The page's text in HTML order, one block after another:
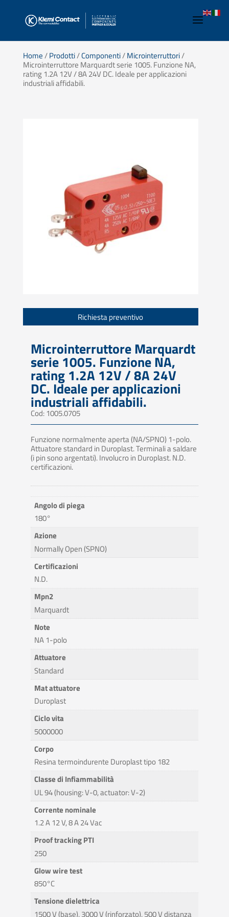
Home/Prodotti/Componenti/Microinterruttori/
Microinterruttore Marquardt serie 1005. Funzione NA,
rating 1.2A 12V / 8A 24V DC. Ideale per applicazioni
industriali affidabili.
Richiesta preventivo
Microinterruttore Marquardt
serie 1005. Funzione NA,
rating 1.2A 12V / 8A 24V
DC. Ideale per applicazioni
industriali affidabili.
Cod: 1005.0705
Funzione normalmente aperta (NA/SPNO) 1-polo.
Attuatore standard in Duroplast. Terminali a saldare
(i pin sono argentati). Involucro in Duroplast. N.D.
certificazioni.
Angolo di piega
180°
Azione
Normally Open (SPNO)
Certificazioni
N.D.
Mpn2
Marquardt
Note
NA 1-polo
Attuatore
Standard
Mat attuatore
Duroplast
Ciclo vita
5000000
Corpo
Resina termoindurente Duroplast tipo 182
Classe di Infiammabilità
UL 94 (housing: V-0, actuator: V-2)
Corrente nominale
1.2 A 12 V, 8 A 24 Vac
Proof tracking PTI
250
Glow wire test
850°C
Tensione dielettrica
1500 V (base), 3000 V (rinforzato), 500 V distanza